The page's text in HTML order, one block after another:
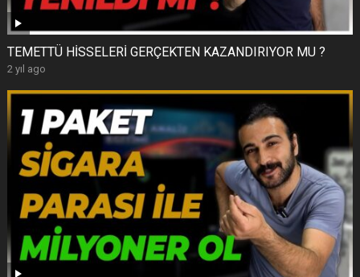
TEMETTÜ HİSSELERİ GERÇEKTEN KAZANDIRIYOR MU ?
2 yıl ago